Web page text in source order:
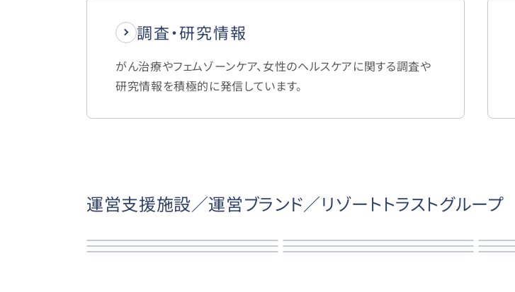
調査・研究情報
がん治療やフェムゾーンケア、女性のヘルスケアに関する調査や
研究情報を積極的に発信しています。
運営支援施設／運営ブランド／リゾートトラストグループ